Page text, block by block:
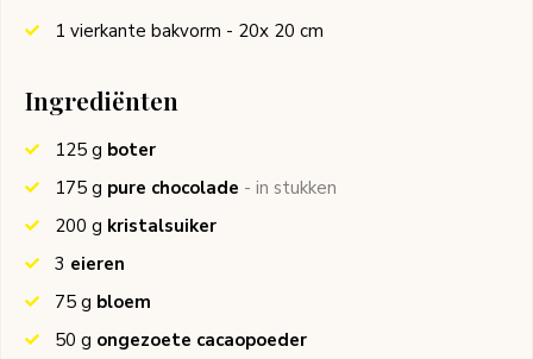
1 vierkante bakvorm - 20x 20 cm
Ingrediënten
125 g boter
175 g pure chocolade - in stukken
200 g kristalsuiker
3 eieren
75 g bloem
50 g ongezoete cacaopoeder